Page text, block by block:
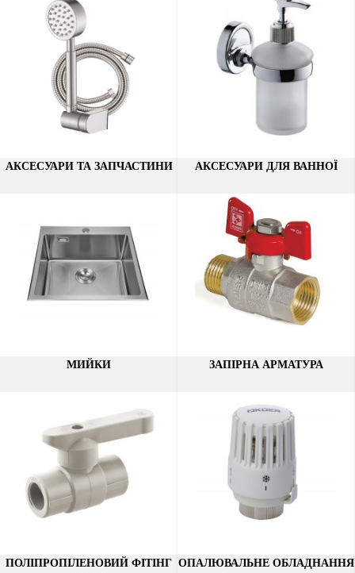
АКСЕСУАРИ ТА ЗАПЧАСТИНИ АКСЕСУАРИ ДЛЯ ВАННОЇ
МИЙКИ ЗАПІРНА АРМАТУРА
ПОЛІПРОПІЛЕНОВИЙ ФІТІНГ ОПАЛЮВАЛЬНЕ ОБЛАДНАННЯ